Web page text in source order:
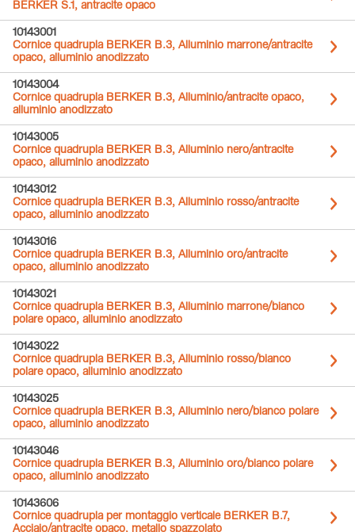
BERKER S.1, antracite opaco
10143001
Cornice quadrupla BERKER B.3, Alluminio marrone/antracite
opaco, alluminio anodizzato
10143004
Cornice quadrupla BERKER B.3, Alluminio/antracite opaco,
alluminio anodizzato
10143005
Cornice quadrupla BERKER B.3, Alluminio nero/antracite
opaco, alluminio anodizzato
10143012
Cornice quadrupla BERKER B.3, Alluminio rosso/antracite
opaco, alluminio anodizzato
10143016
Cornice quadrupla BERKER B.3, Alluminio oro/antracite
opaco, alluminio anodizzato
10143021
Cornice quadrupla BERKER B.3, Alluminio marrone/bianco
polare opaco, alluminio anodizzato
10143022
Cornice quadrupla BERKER B.3, Alluminio rosso/bianco
polare opaco, alluminio anodizzato
10143025
Cornice quadrupla BERKER B.3, Alluminio nero/bianco polare
opaco, alluminio anodizzato
10143046
Cornice quadrupla BERKER B.3, Alluminio oro/bianco polare
opaco, alluminio anodizzato
10143606
Cornice quadrupla per montaggio verticale BERKER B.7,
Acciaio/antracite opaco, metallo spazzolato